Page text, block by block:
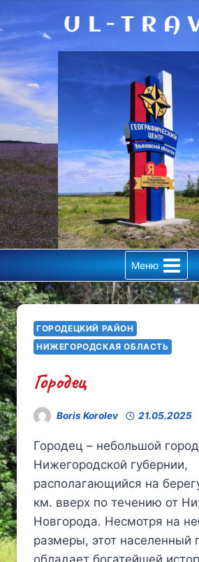
к
содержимому
UL-
Меню
ГОРОДЕЦКИЙ РАЙОН
НИЖЕГОРОДСКАЯ ОБЛАСТЬ
Городец
Boris Korolev 21.05.2025
Городец – небольшой
Нижегородской губернии,
располагающийся на
км. вверх по течению от
Новгорода. Несмотря на
размеры, этот населенный
обладает богатейшей